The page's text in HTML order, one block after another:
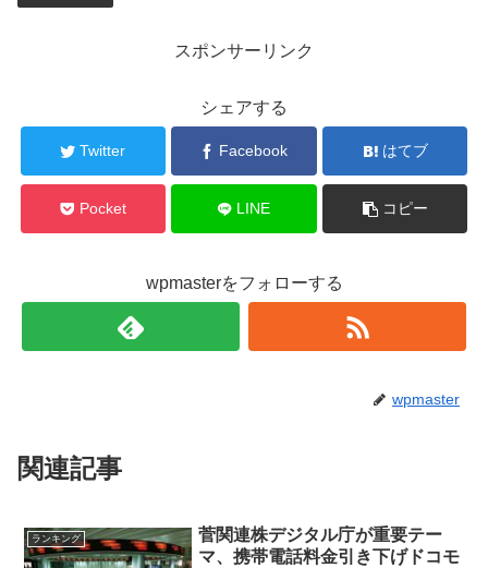
スポンサーリンク
シェアする
Twitter Facebook はてブ
Pocket LINE コピー
wpmasterをフォローする
wpmaster
関連記事
ランキング
菅関連株デジタル庁が重要テー
マ、携帯電話料金引き下げドコモ